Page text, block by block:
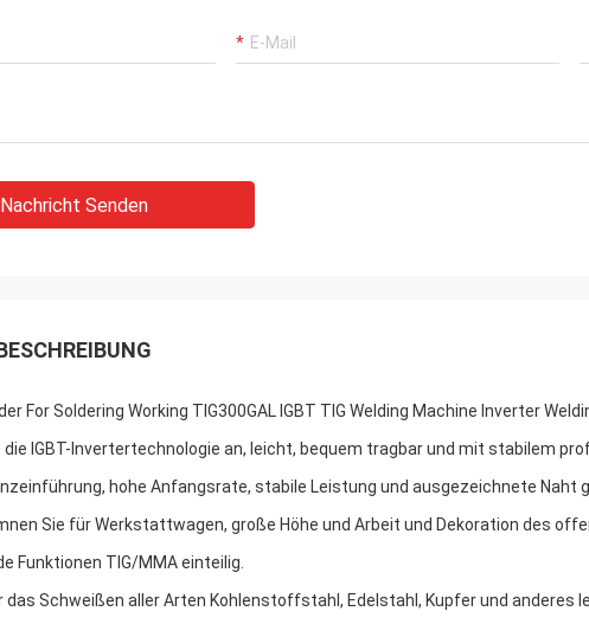
ist angemessen
Nachricht Senden
For Soldering Working TIG300GAL IGBT TIG Welding Machine Inverter
die IGBT-Invertertechnologie an, leicht, bequem tragbar und mit stabilem
hohe Anfangsrate, stabile Leistung und ausgezeichnete Naht
Sie für Werkstattwagen, große Höhe und Arbeit und Dekoration des
Funktionen TIG/MMA einteilig.
das Schweißen aller Arten Kohlenstoffstahl, Edelstahl, Kupfer und anderes